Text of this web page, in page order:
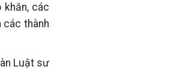
các
thành
Luật sư